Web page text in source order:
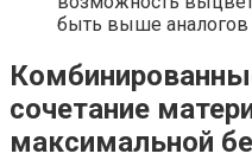
быть выше аналогов
сочетание
максимальной